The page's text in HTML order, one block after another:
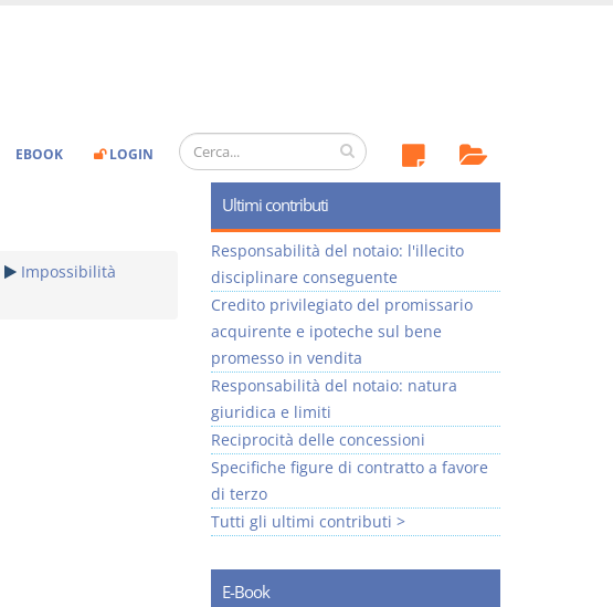
EBOOK LOGIN
Impossibilità
Ultimi contributi
Responsabilità del notaio: l'illecito
disciplinare conseguente
Credito privilegiato del promissario
acquirente e ipoteche sul bene
promesso in vendita
Responsabilità del notaio: natura
giuridica e limiti
Reciprocità delle concessioni
Specifiche figure di contratto a favore
di terzo
Tutti gli ultimi contributi >
E-Book